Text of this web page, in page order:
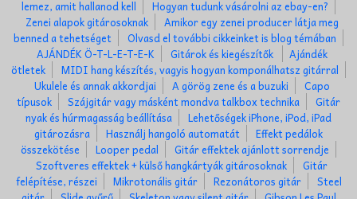
lemez, amit hallanod kell
Hogyan tudunk vásárolni az ebay-en?
Zenei alapok gitárosoknak
Amikor egy zenei producer látja meg
benned a tehetséget
Olvasd el további cikkeinket is blog témában
AJÁNDÉK Ö-T-L-E-T-E-K
Gitárok és kiegészítők
Ajándék
ötletek
MIDI hang készítés, vagyis hogyan komponálhatsz gitárral
Ukulele és annak akkordjai
A görög zene és a buzuki
Capo
típusok
Szájgitár vagy másként mondva talkbox technika
Gitár
nyak és húrmagasság beállítása
Lehetőségek iPhone, iPod, iPad
gitározásra
Használj hangoló automatát
Effekt pedálok
összekötése
Looper pedal
Gitár effektek ajánlott sorrendje
Szoftveres effektek + külső hangkártyák gitárosoknak
Gitár
felépítése, részei
Mikrotonális gitár Rezonátoros gitár
Steel